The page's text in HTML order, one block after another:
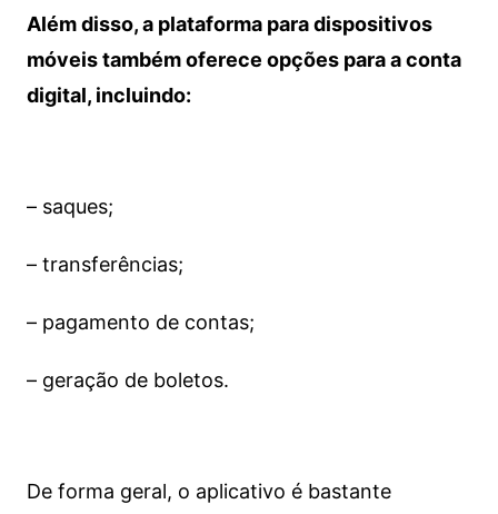
Além disso, a plataforma para dispositivos
móveis também oferece opções para a conta
digital, incluindo:
– saques;
– transferências;
– pagamento de contas;
– geração de boletos.
De forma geral, o aplicativo é bastante